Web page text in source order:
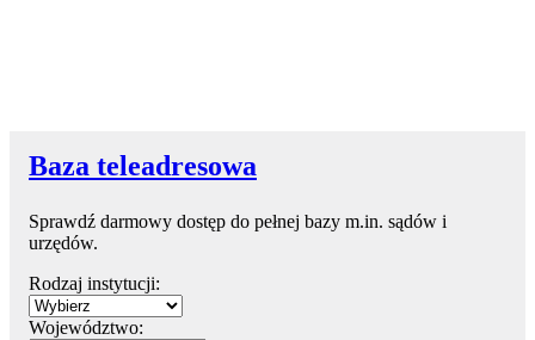
Baza teleadresowa
Sprawdź darmowy dostęp do pełnej bazy m.in. sądów i
urzędów.
Rodzaj instytucji:
Województwo: